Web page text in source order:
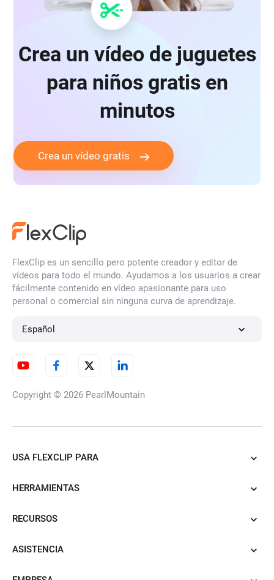
Crea un vídeo de juguetes
para niños gratis en
minutos
Crea un vídeo gratis
FlexClip es un sencillo pero potente creador y editor de
vídeos para todo el mundo. Ayudamos a los usuarios a crear
fácilmente contenido en vídeo apasionante para uso
personal o comercial sin ninguna curva de aprendizaje.
Español
Copyright © 2026 PearlMountain
USA FLEXCLIP PARA
HERRAMIENTAS
RECURSOS
ASISTENCIA